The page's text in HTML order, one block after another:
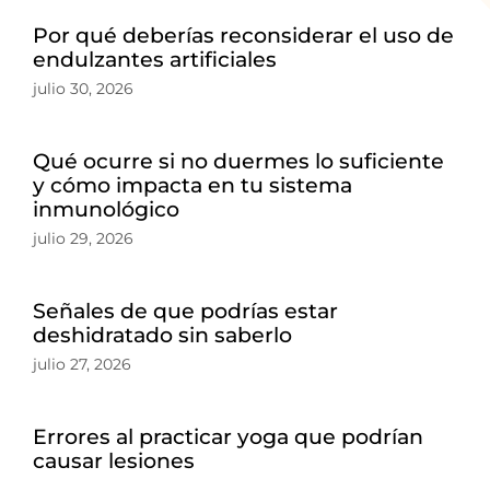
Por qué deberías reconsiderar el uso de
endulzantes artificiales
julio 30, 2026
Qué ocurre si no duermes lo suficiente
y cómo impacta en tu sistema
inmunológico
julio 29, 2026
Señales de que podrías estar
deshidratado sin saberlo
julio 27, 2026
Errores al practicar yoga que podrían
causar lesiones